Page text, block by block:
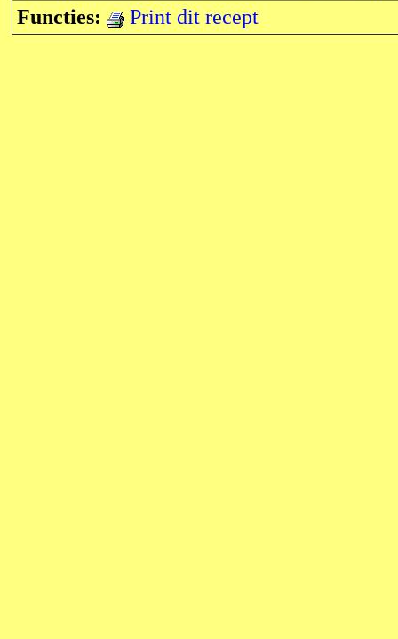
Functies:
Print dit recept